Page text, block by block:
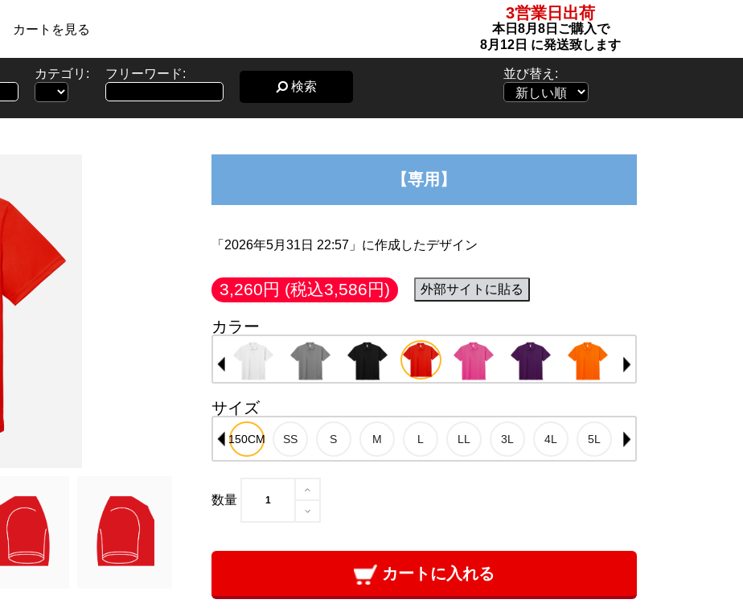
カートを見る
3営業日出荷
本日 8月8日 ご購入で
8月12日 に発送致します
カテゴリ:
フリーワード:
検索
並び替え:
【専用】
「2026年5月31日 22:57」に作成したデザイン
3,260円 (税込3,586円) 外部サイトに貼る
カラー
サイズ
数量
カートに入れる